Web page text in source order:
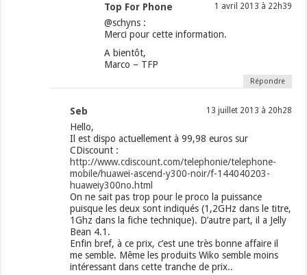
Top For Phone 1 avril 2013 à 22h39
@schyns :
Merci pour cette information.
A bientôt,
Marco – TFP
Répondre
Seb 13 juillet 2013 à 20h28
Hello,
Il est dispo actuellement à 99,98 euros sur
CDiscount :
http://www.cdiscount.com/telephonie/telephone-
mobile/huawei-ascend-y300-noir/f-144040203-
huaweiy300no.html
On ne sait pas trop pour le proco la puissance
puisque les deux sont indiqués (1,2GHz dans le titre,
1Ghz dans la fiche technique). D’autre part, il a Jelly
Bean 4.1.
Enfin bref, à ce prix, c’est une très bonne affaire il
me semble. Même les produits Wiko semble moins
intéressant dans cette tranche de prix..